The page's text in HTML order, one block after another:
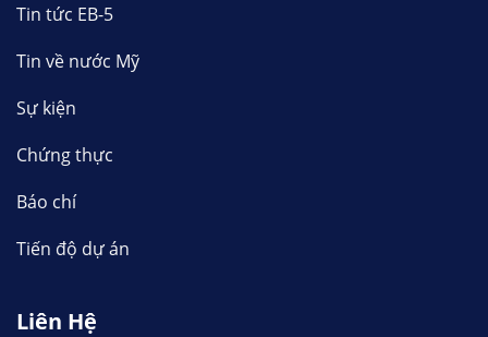
Tin tức EB-5
Tin về nước Mỹ
Sự kiện
Chứng thực
Báo chí
Tiến độ dự án
Liên Hệ